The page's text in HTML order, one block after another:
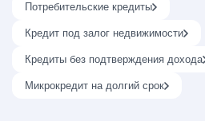
Потребительские кредиты
Кредит под залог недвижимости
Кредиты без подтверждения дохода
Микрокредит на долгий срок